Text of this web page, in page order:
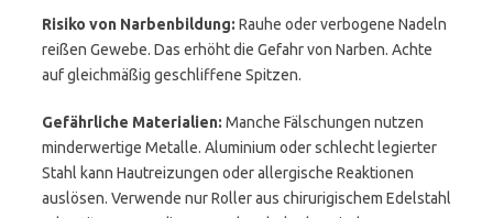
Risiko von Narbenbildung: Rauhe oder verbogene Nadeln
reißen Gewebe. Das erhöht die Gefahr von Narben. Achte
auf gleichmäßig geschliffene Spitzen.
Gefährliche Materialien: Manche Fälschungen nutzen
minderwertige Metalle. Aluminium oder schlecht legierter
Stahl kann Hautreizungen oder allergische Reaktionen
auslösen. Verwende nur Roller aus chirurigischem Edelstahl